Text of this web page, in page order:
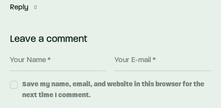
Reply
Leave a comment
Save my name, email, and website in this browser for the
next time I comment.